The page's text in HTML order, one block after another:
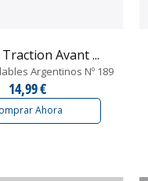
Avant ...
Argentinos Nº 189
14,99 €
Ahora